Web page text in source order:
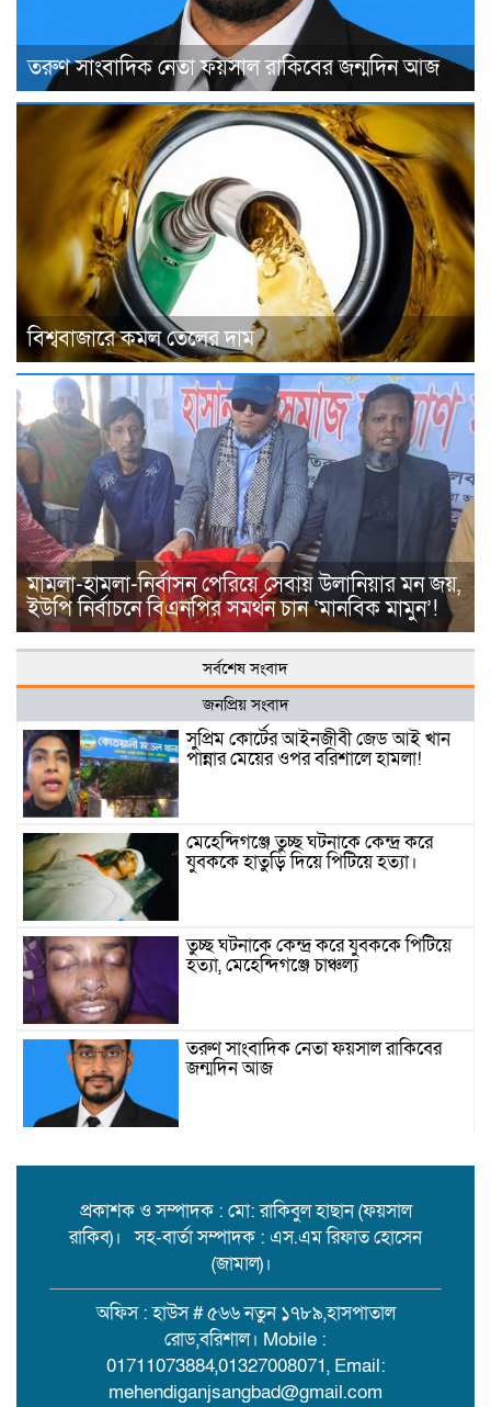
তরুণ সাংবাদিক নেতা ফয়সাল রাকিবের জন্মদিন আজ
বিশ্ববাজারে কমল তেলের দাম
মামলা-হামলা-নির্বাসন পেরিয়ে সেবায় উলানিয়ার মন জয়,
ইউপি নির্বাচনে বিএনপির সমর্থন চান ‘মানবিক মামুন’!
সর্বশেষ সংবাদ
জনপ্রিয় সংবাদ
সুপ্রিম কোর্টের আইনজীবী জেড আই খান
পান্নার মেয়ের ওপর বরিশালে হামলা!
মেহেন্দিগঞ্জে তুচ্ছ ঘটনাকে কেন্দ্র করে
যুবককে হাতুড়ি দিয়ে পিটিয়ে হত্যা।
তুচ্ছ ঘটনাকে কেন্দ্র করে যুবককে পিটিয়ে
হত্যা, মেহেন্দিগঞ্জে চাঞ্চল্য
তরুণ সাংবাদিক নেতা ফয়সাল রাকিবের
জন্মদিন আজ
মামলা-হামলা-নির্বাসন পেরিয়ে সেবায়
উলানিয়ার মন জয়, ইউপি নির্বাচনে
বিএনপির সমর্থন চান ‘মানবিক মামুন’!
বিয়ের দাওয়াত শেষে ফেরা হলো না:
মেহেন্দীগঞ্জে ট্রলার থেকে পড়ে কিশোর
নিখোঁজ
প্রকাশক ও সম্পাদক : মো: রাকিবুল হাছান (ফয়সাল
রাকিব)। সহ-বার্তা সম্পাদক : এস.এম রিফাত হোসেন
(জামাল)।
অফিস : হাউস # ৫৬৬ নতুন ১৭৮৯,হাসপাতাল
রোড,বরিশাল। Mobile :
01711073884,01327008071, Email:
mehendiganjsangbad@gmail.com